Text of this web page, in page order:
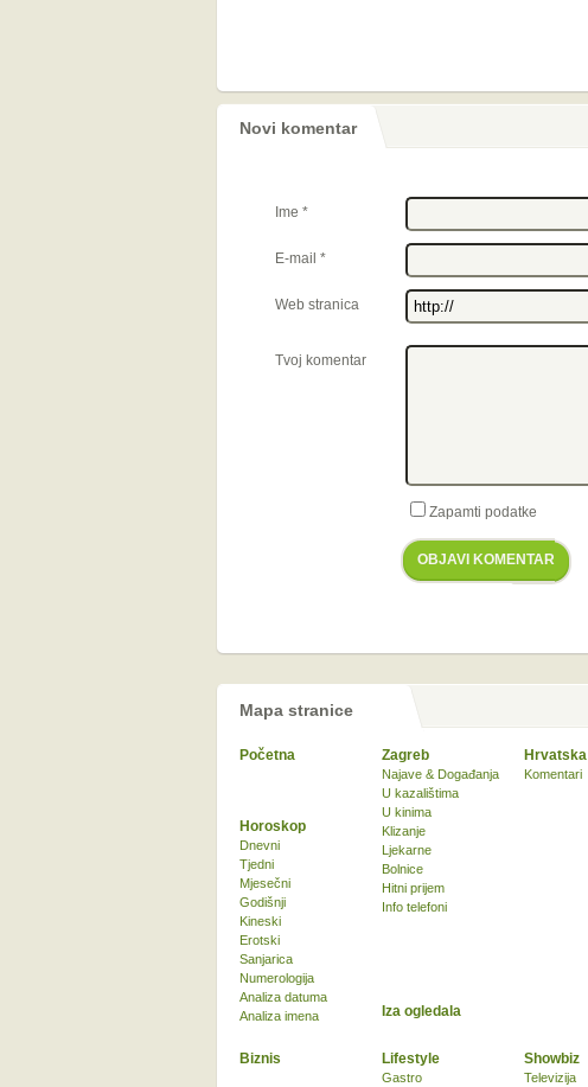
Novi komentar
Ime *
E-mail *
Web stranica
Tvoj komentar
Zapamti podatke
OBJAVI KOMENTAR
Mapa stranice
Početna Zagreb
Najave & Događanja
U kazalištima
U kinima
Klizanje
Ljekarne
Bolnice
Hitni prijem
Info telefoni
Hrvatska
Komentari
Biznis Lifestyle
Gastro
Showbiz
Televizija
Horoskop
Dnevni
Tjedni
Mjesečni
Godišnji
Kineski
Erotski
Sanjarica
Numerologija
Analiza datuma
Analiza imena
Iza ogledala